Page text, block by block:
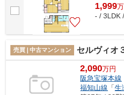
1,999万
- / 3LDK
売買 | 中古マンション セルヴィオ
2,090万円
阪急宝塚本線
福知山線 「生